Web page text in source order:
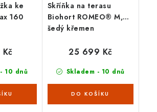
ke
160
10 dnů
Skříňka na terasu
Biohort ROMEO® M,
šedý křemen
Skladem - 10 dnů
25 699 Kč